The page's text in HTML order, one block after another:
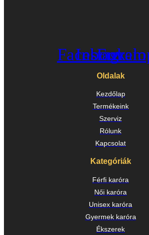
Facebook
Instagram
Oldalak
Kezdőlap
Termékeink
Szerviz
Rólunk
Kapcsolat
Kategóriák
Férfi karóra
Női karóra
Unisex karóra
Gyermek karóra
Ékszerek